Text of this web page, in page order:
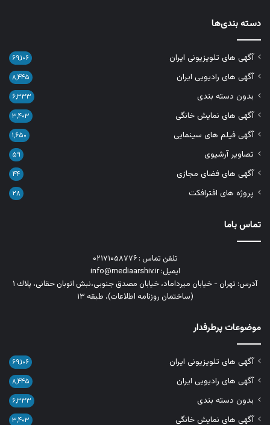
دسته بندی‌ها
آگهی های تلویزیونی ایران ۶۹,۱۰۶
آگهی های رادیویی ایران ۸,۴۴۵
بدون دسته بندی ۶,۳۳۳
آگهی های نمایش خانگی ۳,۴۰۳
آگهی فیلم های سینمایی ۱,۶۵۰
تصاویر آرشیوی ۵۹
آگهی های فضای مجازی ۴۴
پروژه های افترافکت ۲۸
تماس باما
تلفن تماس : ۰۲۱۷۱۰۵۸۷۷۶
ایمیل: info@mediaarshiv.ir
آدرس: تهران - خیابان میرداماد، خیابان مصدق جنوبی،نبش اتوبان حقانی، پلاك ١
(ساختمان روزنامه اطلاعات)، طبقه ۱۳
موضوعات پرطرفدار
آگهی های تلویزیونی ایران ۶۹,۱۰۶
آگهی های رادیویی ایران ۸,۴۴۵
بدون دسته بندی ۶,۳۳۳
آگهی های نمایش خانگی ۳,۴۰۳